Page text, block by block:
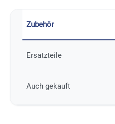
Zubehör
Ersatzteile
Auch gekauft